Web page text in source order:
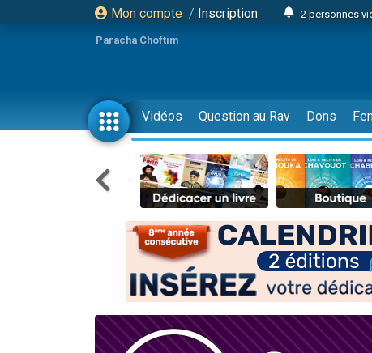
Mon compte / Inscription
2 personnes
3
2
3 personnes
11 personnes
3
Il reste 49
2 personnes
29 personnes
Il reste 49
2 personnes
6 personnes
4
Paracha Choftim
Vidéos Question au Rav Dons